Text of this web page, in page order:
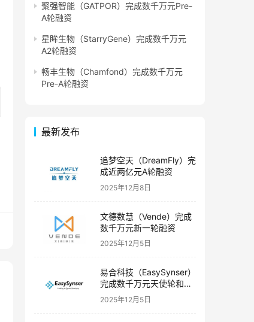
聚强智能（GATPOR）完成数千万元Pre-
A轮融资
星眸生物（StarryGene）完成数千万元
A2轮融资
畅丰生物（Chamfond）完成数千万元
Pre-A轮融资
最新发布
追梦空天（DreamFly）完
成近两亿元A轮融资
2025年12月8日
文德数慧（Vende）完成
数千万元新一轮融资
2025年12月5日
易合科技（EasySynser）
完成数千万元天使轮和天
使+轮融资
2025年12月5日